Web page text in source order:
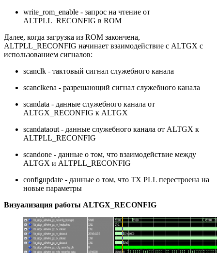
write_rom_enable - запрос на чтение от
ALTPLL_RECONFIG в ROM
Далее, когда загрузка из ROM закончена,
ALTPLL_RECONFIG начинает взаимодействие с ALTGX с
использованием сигналов:
scanclk - тактовый сигнал служебного канала
scanclkena - разрешающий сигнал служебного канала
scandata - данные служебного канала от
ALTGX_RECONFIG к ALTGX
scandataout - данные служебного канала от ALTGX к
ALTPLL_RECONFIG
scandone - данные о том, что взаимодействие между
ALTGX и ALTPLL_RECONFIG
configupdate - данные о том, что TX PLL перестроена на
новые параметры
Визуализация работы ALTGX_RECONFIG